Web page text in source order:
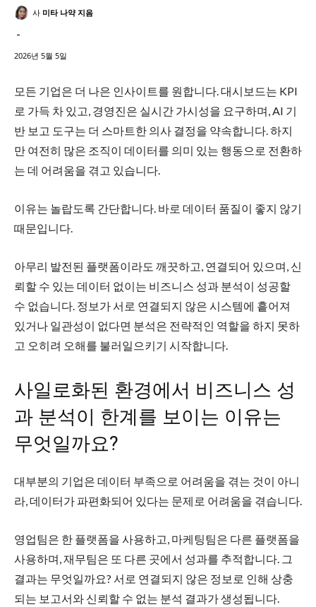
사 미타 나약 지음
-
2026년 5월 5일
모든 기업은 더 나은 인사이트를 원합니다. 대시보드는 KPI
로 가득 차 있고, 경영진은 실시간 가시성을 요구하며, AI 기
반 보고 도구는 더 스마트한 의사 결정을 약속합니다. 하지
만 여전히 많은 조직이 데이터를 의미 있는 행동으로 전환하
는 데 어려움을 겪고 있습니다.
이유는 놀랍도록 간단합니다. 바로 데이터 품질이 좋지 않기
때문입니다.
아무리 발전된 플랫폼이라도 깨끗하고, 연결되어 있으며, 신
뢰할 수 있는 데이터 없이는 비즈니스 성과 분석이 성공할
수 없습니다. 정보가 서로 연결되지 않은 시스템에 흩어져
있거나 일관성이 없다면 분석은 전략적인 역할을 하지 못하
고 오히려 오해를 불러일으키기 시작합니다.
사일로화된 환경에서 비즈니스 성
과 분석이 한계를 보이는 이유는
무엇일까요?
대부분의 기업은 데이터 부족으로 어려움을 겪는 것이 아니
라, 데이터가 파편화되어 있다는 문제로 어려움을 겪습니다.
영업팀은 한 플랫폼을 사용하고, 마케팅팀은 다른 플랫폼을
사용하며, 재무팀은 또 다른 곳에서 성과를 추적합니다. 그
결과는 무엇일까요? 서로 연결되지 않은 정보로 인해 상충
되는 보고서와 신뢰할 수 없는 분석 결과가 생성됩니다.